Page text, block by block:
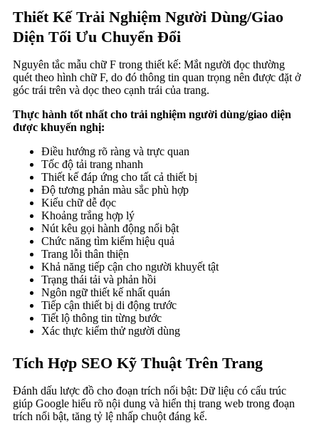
Thiết Kế Trải Nghiệm Người Dùng/Giao
Diện Tối Ưu Chuyển Đổi
Nguyên tắc mẫu chữ F trong thiết kế: Mắt người đọc thường
quét theo hình chữ F, do đó thông tin quan trọng nên được đặt ở
góc trái trên và dọc theo cạnh trái của trang.
Thực hành tốt nhất cho trải nghiệm người dùng/giao diện
được khuyến nghị:
Điều hướng rõ ràng và trực quan
Tốc độ tải trang nhanh
Thiết kế đáp ứng cho tất cả thiết bị
Độ tương phản màu sắc phù hợp
Kiểu chữ dễ đọc
Khoảng trắng hợp lý
Nút kêu gọi hành động nổi bật
Chức năng tìm kiếm hiệu quả
Trang lỗi thân thiện
Khả năng tiếp cận cho người khuyết tật
Trạng thái tải và phản hồi
Ngôn ngữ thiết kế nhất quán
Tiếp cận thiết bị di động trước
Tiết lộ thông tin từng bước
Xác thực kiểm thử người dùng
Tích Hợp SEO Kỹ Thuật Trên Trang
Đánh dấu lược đồ cho đoạn trích nổi bật: Dữ liệu có cấu trúc
giúp Google hiểu rõ nội dung và hiển thị trang web trong đoạn
trích nổi bật, tăng tỷ lệ nhấp chuột đáng kể.